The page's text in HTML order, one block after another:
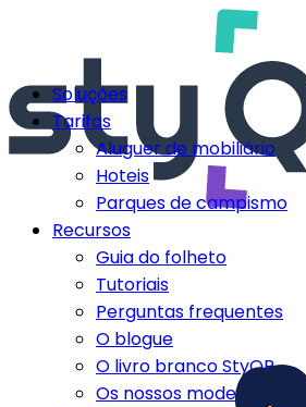
Soluções
Tarifas
Aluguer de mobiliário
Hoteis
Parques de campismo
Recursos
Guia do folheto
Tutoriais
Perguntas frequentes
O blogue
O livro branco StyQR
Os nossos modelos StyQR